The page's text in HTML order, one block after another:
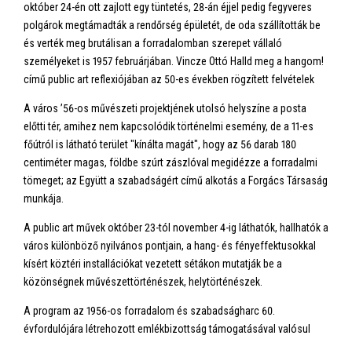
október 24-én ott zajlott egy tüntetés, 28-án éjjel pedig fegyveres
polgárok megtámadták a rendőrség épületét, de oda szállították be
és verték meg brutálisan a forradalomban szerepet vállaló
személyeket is 1957 februárjában. Vincze Ottó Halld meg a hangom!
című public art reflexiójában az 50-es években rögzített felvételek
A város ’56-os művészeti projektjének utolsó helyszíne a posta
előtti tér, amihez nem kapcsolódik történelmi esemény, de a 11-es
főútról is látható terület "kínálta magát", hogy az 56 darab 180
centiméter magas, földbe szúrt zászlóval megidézze a forradalmi
tömeget; az Együtt a szabadságért című alkotás a Forgács Társaság
munkája.
A public art művek október 23-tól november 4-ig láthatók, hallhatók a
város különböző nyilvános pontjain, a hang- és fényeffektusokkal
kísért köztéri installációkat vezetett sétákon mutatják be a
közönségnek művészettörténészek, helytörténészek.
A program az 1956-os forradalom és szabadságharc 60.
évfordulójára létrehozott emlékbizottság támogatásával valósul